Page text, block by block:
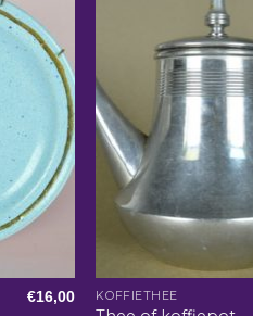
€16,00 KOFFIETHEE